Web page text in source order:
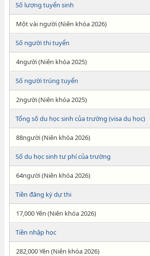
Số lượng tuyển sinh
Một vài người (Niên khóa 2026)
Số người thi tuyển
4người (Niên khóa 2025)
Số người trúng tuyển
2người (Niên khóa 2025)
Tổng số du học sinh của trường (visa du học)
88người (Niên khóa 2026)
Số du học sinh tư phí của trường
64người (Niên khóa 2026)
Tiền đăng ký dự thi
17,000 Yên (Niên khóa 2026)
Tiền nhập học
282,000 Yên (Niên khóa 2026)